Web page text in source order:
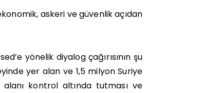
askeri ve güvenlik açıdan
yönelik diyalog çağırısının şu
yer alan ve 1,5 milyon Suriye
kontrol altında tutması ve